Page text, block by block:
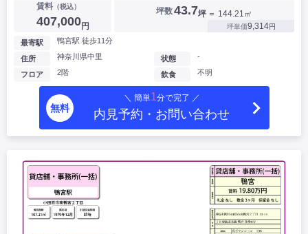
賃料（税込）
407,000円
坪数43.7坪 ＝ 144.21㎡
坪単価9,314円
最寄駅 鴨宮駅 徒歩11分
住所 神奈川県中里
フロア 2階
状態 -
飲食 不明
無料
＼ 簡単1分で完了 ／
内見予約・お問い合わせ